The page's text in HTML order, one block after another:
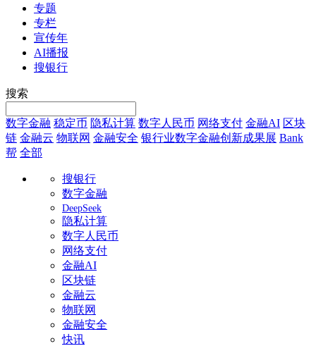
专题
专栏
宣传年
AI播报
搜银行
搜索
数字金融 稳定币 隐私计算 数字人民币 网络支付 金融AI 区块
链 金融云 物联网 金融安全 银行业数字金融创新成果展 Bank
帮 全部
搜银行
数字金融
DeepSeek
隐私计算
数字人民币
网络支付
金融AI
区块链
金融云
物联网
金融安全
快讯